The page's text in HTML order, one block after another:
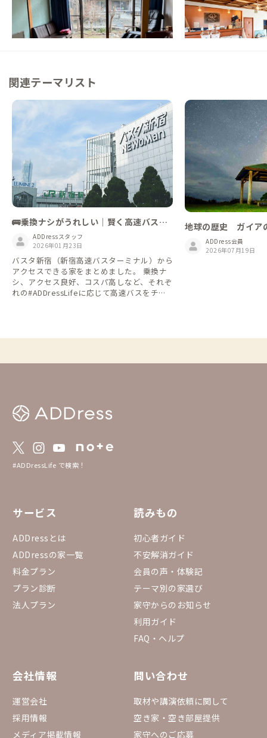
【駅徒歩7分】電車好きに！ローカル線を眺
める、美しい四季の色を楽しむ家
この家からの距離 9km
【駅徒歩5分】元旅館
トハウス兼シェアハウ
この家からの距離 16km
関連テーマリスト
🚌乗換ナシがうれしい｜賢く高速バスで
ゆく【バスタ新宿編】
ADDressスタッフ
2026年01月23日
バスタ新宿（新宿高速バスターミナル）から
アクセスできる家をまとめました。 乗換ナ
シ、アクセス良好、コスパ高しなど、それぞ
れの#ADDressLifeに応じて高速バスをチョ
地球の歴史 ガイア
ADDress会員
2026年07月19日
#ADDressLife で検索！
サービス
ADDressとは
ADDressの家一覧
料金プラン
プラン診断
法人プラン
読みもの
初心者ガイド
不安解消ガイド
会員の声・体験記
テーマ別の家選び
家守からのお知らせ
利用ガイド
FAQ・ヘルプ
会社情報
運営会社
採用情報
メディア掲載情報
問い合わせ
取材や講演依頼に関して
空き家・空き部屋提供
家守へのご応募